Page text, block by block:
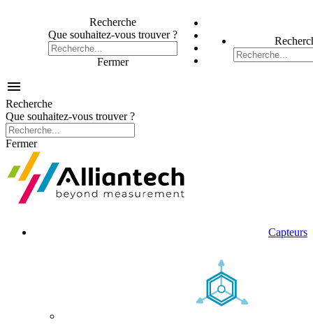
Recherche
Que souhaitez-vous trouver ?
Fermer

Recherche
Que souhaitez-vous trouver ?
Fermer
Capteurs